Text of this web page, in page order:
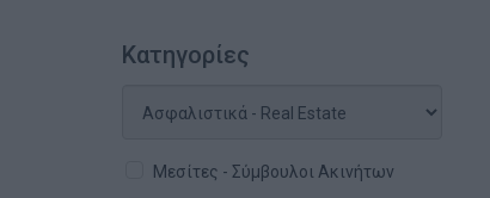
Κατηγορίες
Μεσίτες - Σύμβουλοι Ακινήτων